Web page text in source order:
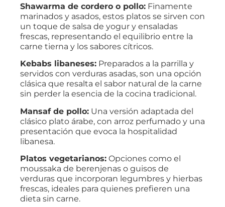
Shawarma de cordero o pollo: Finamente
marinados y asados, estos platos se sirven con
un toque de salsa de yogur y ensaladas
frescas, representando el equilibrio entre la
carne tierna y los sabores cítricos.
Kebabs libaneses: Preparados a la parrilla y
servidos con verduras asadas, son una opción
clásica que resalta el sabor natural de la carne
sin perder la esencia de la cocina tradicional.
Mansaf de pollo: Una versión adaptada del
clásico plato árabe, con arroz perfumado y una
presentación que evoca la hospitalidad
libanesa.
Platos vegetarianos: Opciones como el
moussaka de berenjenas o guisos de
verduras que incorporan legumbres y hierbas
frescas, ideales para quienes prefieren una
dieta sin carne.